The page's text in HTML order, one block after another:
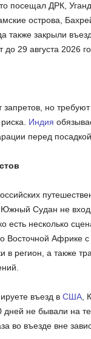
посещал ДРК,
острова,
также закрыли
29 августа 2026
но
Индия
перед посадкой.
Судан не
есть несколько
Восточной Африке с
в регион, а также
въезд в США,
дней не бывали на
во въезде вне